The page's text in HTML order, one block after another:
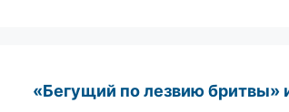
«Бегущий по лезвию бритвы»